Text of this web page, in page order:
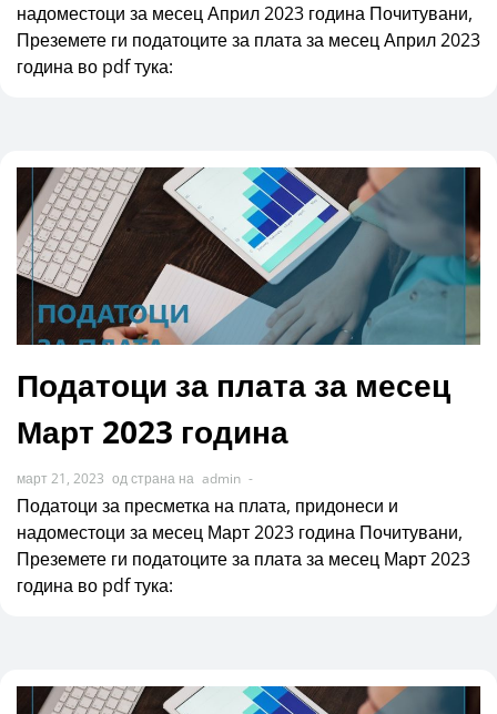
надоместоци за месец Април 2023 година Почитувани,
Преземете ги податоците за плата за месец Април 2023
година во pdf тука:
Податоци за плата за месец
Март 2023 година
март 21, 2023 од страна на admin -
Податоци за пресметка на плата, придонеси и
надоместоци за месец Март 2023 година Почитувани,
Преземете ги податоците за плата за месец Март 2023
година во pdf тука: